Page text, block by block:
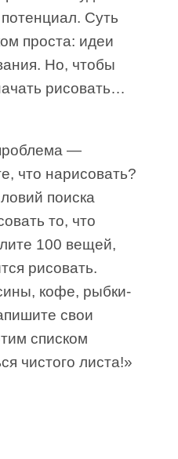
Суть
проста: идеи
Но, чтобы
рисовать…
—
что нарисовать?
поиска
то, что
100 вещей,
рисовать.
кофе, рыбки-
свои
списком
чистого листа!»